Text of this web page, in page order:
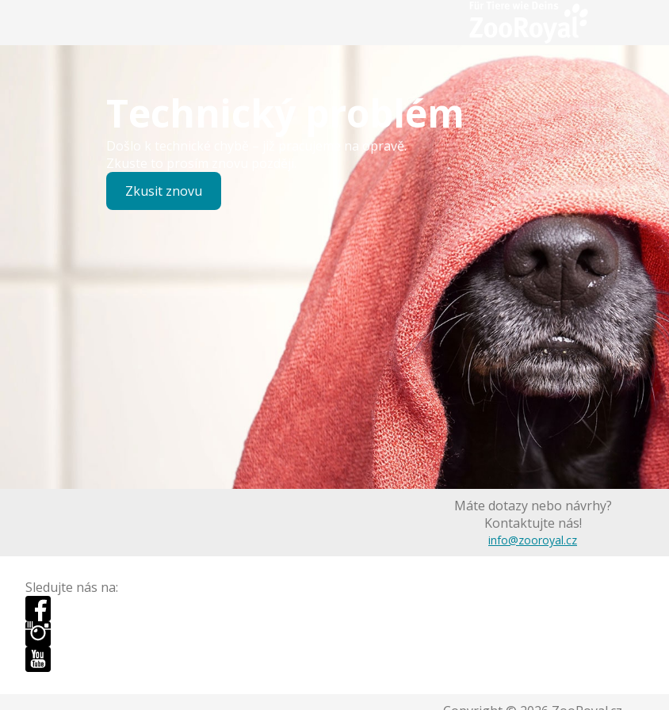
Technický problém
Došlo k technické chybě – již pracujeme na opravě.
Zkuste to prosím znovu později.
Zkusit znovu
Máte dotazy nebo návrhy?
Kontaktujte nás!
info@zooroyal.cz
Sledujte nás na: